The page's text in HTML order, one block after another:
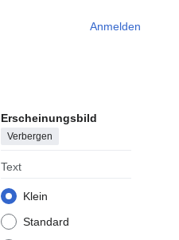
Anmelden
Erscheinungsbild
Verbergen
Text
Klein
Standard